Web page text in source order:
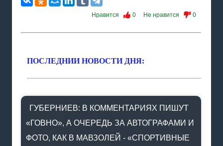
Нравится 0 Не нравится 0
ПОСЛЕДНИИ НОВОСТИ ДНЯ:
ГУБЕРНИЕВ: В КОММЕНТАРИЯХ ПИШУТ
«ГОВНО», А ОЧЕРЕДЬ ЗА АВТОГРАФАМИ И
ФОТО, КАК В МАВЗОЛЕЙ - «СПОРТИВНЫЕ